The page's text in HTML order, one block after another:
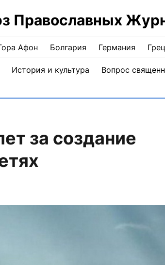
Православных
Афон Болгария Германия
История и культура Вопрос
за создание